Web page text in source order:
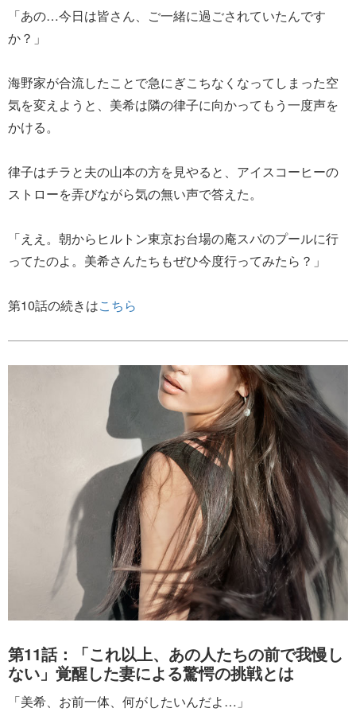
「あの…今日は皆さん、ご一緒に過ごされていたんです
か？」
海野家が合流したことで急にぎこちなくなってしまった空
気を変えようと、美希は隣の律子に向かってもう一度声を
かける。
律子はチラと夫の山本の方を見やると、アイスコーヒーの
ストローを弄びながら気の無い声で答えた。
「ええ。朝からヒルトン東京お台場の庵スパのプールに行
ってたのよ。美希さんたちもぜひ今度行ってみたら？」
第10話の続きはこちら
第11話：「これ以上、あの人たちの前で我慢し
ない」覚醒した妻による驚愕の挑戦とは
「美希、お前一体、何がしたいんだよ…」